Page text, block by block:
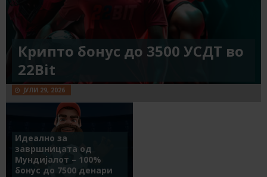
Крипто бонус до 3500 УСДТ во
22Bit
ЈУЛИ 29, 2026
Идеално за
завршницата од
Мундијалот – 100%
бонус до 7500 денари